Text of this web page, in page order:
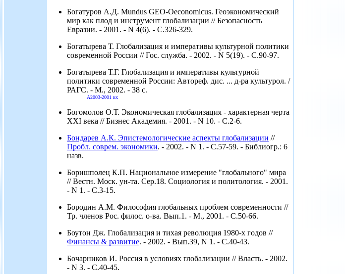
Богатуров А.Д. Mundus GEO-Oeconomicus. Геоэкономический
мир как плод и инструмент глобализации // Безопасность
Евразии. - 2001. - N 4(6). - С.326-329.
Богатырева Т. Глобализация и императивы культурной политики
современной России // Гос. служба. - 2002. - N 5(19). - С.90-97.
Богатырева Т.Г. Глобализация и императивы культурной
политики современной России: Автореф. дис. ... д-ра культурол. /
РАГС. - М., 2002. - 38 с.
А2003-2001 кх
Богомолов О.Т. Экономическая глобализация - характерная черта
XXI века // Бизнес Академия. - 2001. - N 10. - С.2-6.
Бондарев А.К. Эпистемологические аспекты глобализации //
Пробл. соврем. экономики. - 2002. - N 1. - С.57-59. - Библиогр.: 6
назв.
Боришполец К.П. Национальное измерение "глобального" мира
// Вестн. Моск. ун-та. Сер.18. Социология и политология. - 2001.
- N 1. - С.3-15.
Бородин А.М. Философия глобальных проблем современности //
Тр. членов Рос. филос. о-ва. Вып.1. - М., 2001. - С.50-66.
Боутон Дж. Глобализация и тихая революция 1980-х годов //
Финансы & развитие. - 2002. - Вып.39, N 1. - С.40-43.
Бочарников И. Россия в условиях глобализации // Власть. - 2002.
- N 3. - С.40-45.